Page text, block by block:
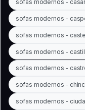
sofas modernos -
sofas modernos -
sofas modernos -
sofas modernos -
sofas modernos -
sofas modernos -
sofas modernos -